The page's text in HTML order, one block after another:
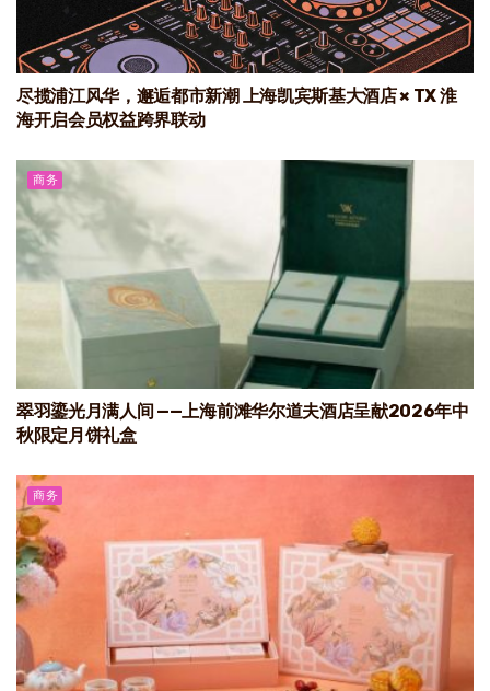
尽揽浦江风华，邂逅都市新潮 上海凯宾斯基大酒店 × TX 淮
海开启会员权益跨界联动
商务
翠羽鎏光月满人间 ——上海前滩华尔道夫酒店呈献2026年中
秋限定月饼礼盒
商务